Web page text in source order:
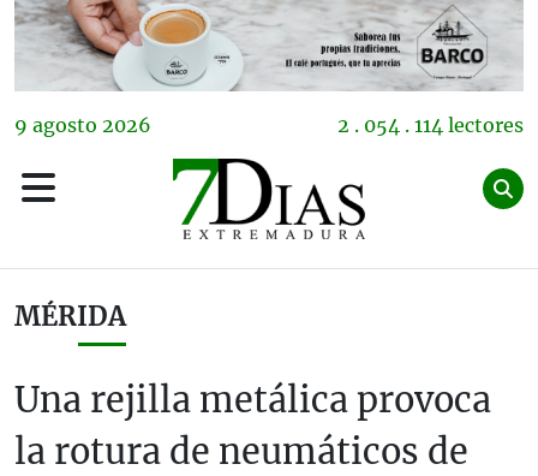
9 agosto 2026 2 . 054 . 114 lectores
MÉRIDA
Una rejilla metálica provoca
la rotura de neumáticos de